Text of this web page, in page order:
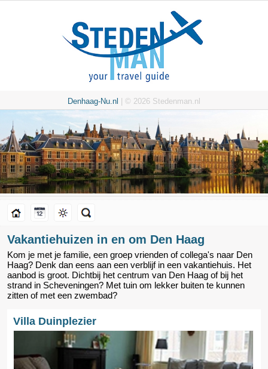
Denhaag-Nu.nl | © 2026 Stedenman.nl
Vakantiehuizen in en om Den Haag
Kom je met je familie, een groep vrienden of collega's naar Den
Haag? Denk dan eens aan een verblijf in een vakantiehuis. Het
aanbod is groot. Dichtbij het centrum van Den Haag of bij het
strand in Scheveningen? Met tuin om lekker buiten te kunnen
zitten of met een zwembad?
Villa Duinplezier